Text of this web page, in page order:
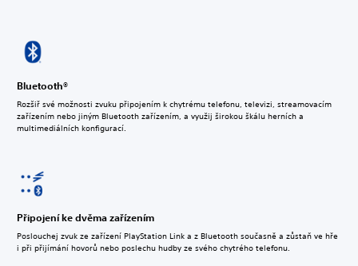
Bluetooth®
Rozšiř své možnosti zvuku připojením k chytrému telefonu, televizi, streamovacím
zařízením nebo jiným Bluetooth zařízením, a využij širokou škálu herních a
multimediálních konfigurací.
Připojení ke dvěma zařízením
Poslouchej zvuk ze zařízení PlayStation Link a z Bluetooth současně a zůstaň ve hře
i při přijímání hovorů nebo poslechu hudby ze svého chytrého telefonu.